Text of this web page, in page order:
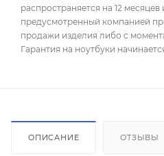
распространяется на 12
предусмотренный компанией
продажи изделия либо с
Гарантия на ноутбуки
ОПИСАНИЕ ОТЗЫВЫ